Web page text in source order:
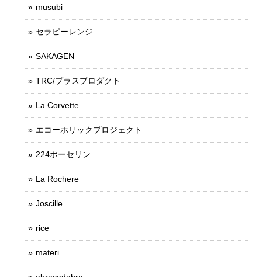
musubi
セラピーレンジ
SAKAGEN
TRC/ブラスプロダクト
La Corvette
エコーホリックプロジェクト
224ポーセリン
La Rochere
Joscille
rice
materi